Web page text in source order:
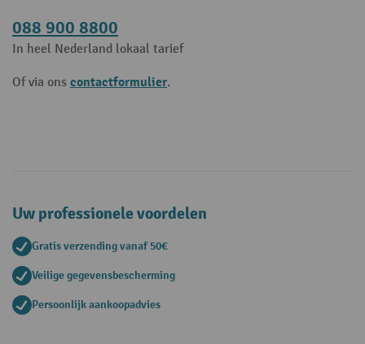
088 900 8800
In heel Nederland lokaal tarief
Of via ons contactformulier.
Uw professionele voordelen
Gratis verzending vanaf 50€
Veilige gegevensbescherming
Persoonlijk aankoopadvies